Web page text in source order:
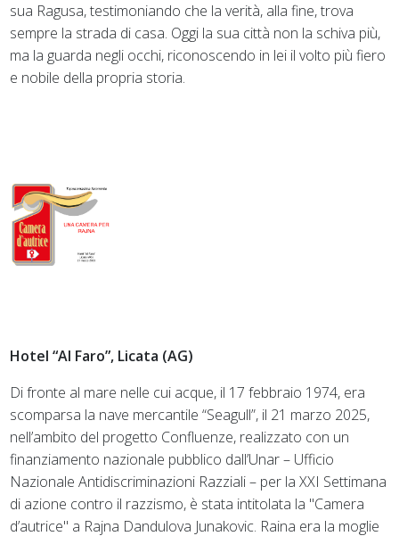
sua Ragusa, testimoniando che la verità, alla fine, trova
sempre la strada di casa. Oggi la sua città non la schiva più,
ma la guarda negli occhi, riconoscendo in lei il volto più fiero
e nobile della propria storia.
Hotel “Al Faro”, Licata (AG)
Di fronte al mare nelle cui acque, il 17 febbraio 1974, era
scomparsa la nave mercantile “Seagull”, il 21 marzo 2025,
nell’ambito del progetto Confluenze, realizzato con un
finanziamento nazionale pubblico dall’Unar – Ufficio
Nazionale Antidiscriminazioni Razziali – per la XXI Settimana
di azione contro il razzismo, è stata intitolata la "Camera
d’autrice" a Rajna Dandulova Junakovic. Raina era la moglie